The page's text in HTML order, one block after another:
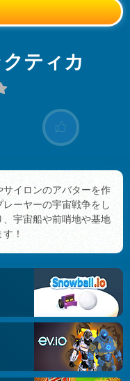
クティカ
イロンのアバターを作
ーヤーの宇宙戦争をし
宇宙船や前哨地や基地
！